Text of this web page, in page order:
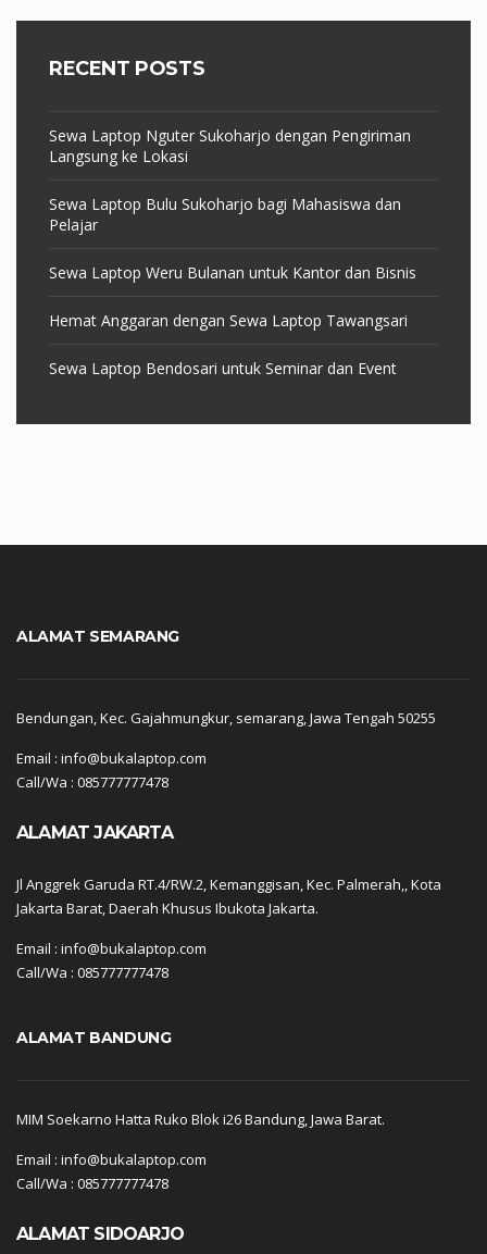
RECENT POSTS
Sewa Laptop Nguter Sukoharjo dengan Pengiriman
Langsung ke Lokasi
Sewa Laptop Bulu Sukoharjo bagi Mahasiswa dan
Pelajar
Sewa Laptop Weru Bulanan untuk Kantor dan Bisnis
Hemat Anggaran dengan Sewa Laptop Tawangsari
Sewa Laptop Bendosari untuk Seminar dan Event
ALAMAT SEMARANG
Bendungan, Kec. Gajahmungkur, semarang, Jawa Tengah 50255
Email : info@bukalaptop.com
Call/Wa : 085777777478
ALAMAT JAKARTA
Jl Anggrek Garuda RT.4/RW.2, Kemanggisan, Kec. Palmerah,, Kota
Jakarta Barat, Daerah Khusus Ibukota Jakarta.
Email : info@bukalaptop.com
Call/Wa : 085777777478
ALAMAT BANDUNG
MIM Soekarno Hatta Ruko Blok i26 Bandung, Jawa Barat.
Email : info@bukalaptop.com
Call/Wa : 085777777478
ALAMAT SIDOARJO